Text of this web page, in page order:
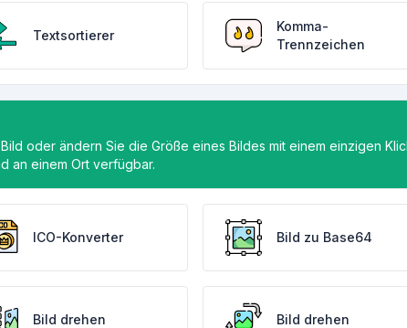
Textsortierer
Komma-
Trennzeichen
oder ändern Sie die Größe eines Bildes mit einem einzigen
an einem Ort verfügbar.
ICO-Konverter Bild zu Base64
Bild drehen Bild drehen